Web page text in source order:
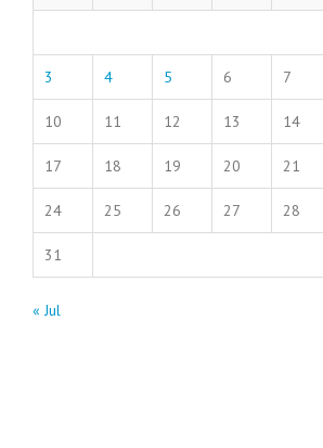
3 4 5 6 7
10 11 12 13 14
17 18 19 20 21
24 25 26 27 28
31
« Jul